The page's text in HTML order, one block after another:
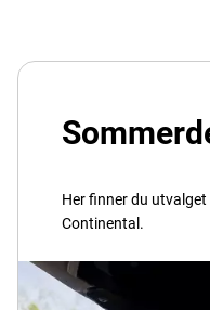
Her finner du
Continental.